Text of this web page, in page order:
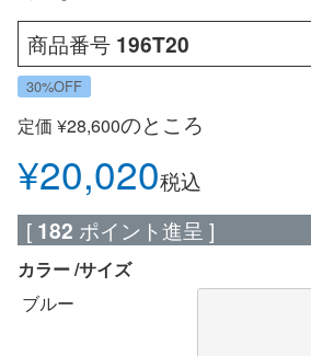
商品番号 196T20
30%OFF
定価 ¥28,600のところ
¥20,020税込
[ 182 ポイント進呈 ]
カラー サイズ
ブルー